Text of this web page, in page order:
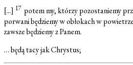
[...] 17 potem my, którzy pozostaniemy
porwani będziemy w obłokach w
zawsze będziemy z Panem.
… będą tacy jak Chrystus;